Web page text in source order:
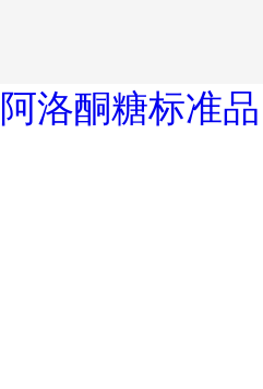
阿洛酮糖标准品